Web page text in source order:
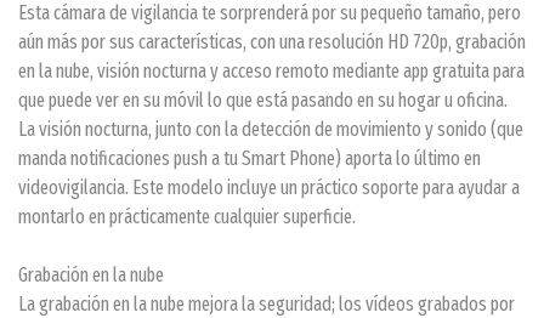
Esta cámara de vigilancia te sorprenderá por su pequeño tamaño, pero
aún más por sus características, con una resolución HD 720p, grabación
en la nube, visión nocturna y acceso remoto mediante app gratuita para
que puede ver en su móvil lo que está pasando en su hogar u oficina.
La visión nocturna, junto con la detección de movimiento y sonido (que
manda notificaciones push a tu Smart Phone) aporta lo último en
videovigilancia. Este modelo incluye un práctico soporte para ayudar a
montarlo en prácticamente cualquier superficie.
Grabación en la nube
La grabación en la nube mejora la seguridad; los vídeos grabados por